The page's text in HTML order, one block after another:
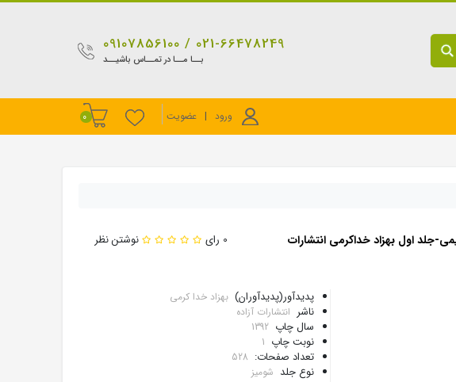
021-66478249 / 09107856100
بــا مــا در تمــاس باشیــد
ورود | عضویت 0
جلد اول بهزاد خداکرمی انتشارات
0 رای نوشتن نظر
پدیدآور(پدیدآوران) بهزاد خدا کرمی
ناشر انتشارات آزاده
سال چاپ 1392
نوبت چاپ 1
تعداد صفحات: 528
نوع جلد شومیز